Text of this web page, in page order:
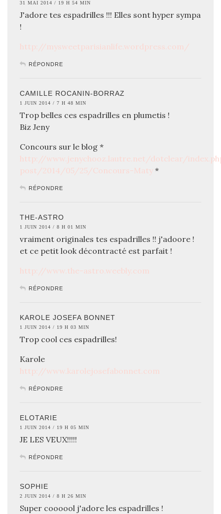
31 MAI 2014 / 19 H 54 MIN
J'adore tes espadrilles !!! Elles sont hyper sympa
!
http://mysweetparisianlife.wordpress.com/
RÉPONDRE
CAMILLE ROCANIN-BORRAZ
1 JUIN 2014 / 7 H 48 MIN
Trop belles ces espadrilles en plumetis !
Biz Jeny
Concours sur le blog *
http://www.jenychooz.lautre.net/dotclear/
post/2014/05/25/Concours-Maty *
RÉPONDRE
THE-ASTRO
1 JUIN 2014 / 8 H 01 MIN
vraiment originales tes espadrilles !! j'adoore !
et ce petit look décontracté est parfait !
http://www.the-astro.weebly.com
RÉPONDRE
KAROLE JOSEFA BONNET
1 JUIN 2014 / 19 H 03 MIN
Trop cool ces espadrilles!
Karole
http://www.karolejosefabonnet.com
RÉPONDRE
ELOTARIE
1 JUIN 2014 / 19 H 05 MIN
JE LES VEUX!!!!!
RÉPONDRE
SOPHIE
2 JUIN 2014 / 8 H 26 MIN
Super coooool j'adore les espadrilles !